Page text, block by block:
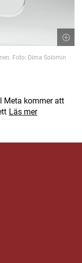
Foto: Dima Solomin
Meta kommer att
Läs mer